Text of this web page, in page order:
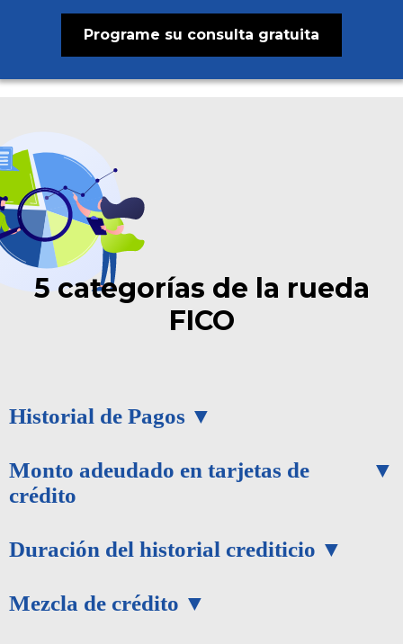
Programe su consulta gratuita
5 categorías de la rueda
FICO
Historial de Pagos
Monto adeudado en tarjetas de
crédito
Duración del historial crediticio
Mezcla de crédito